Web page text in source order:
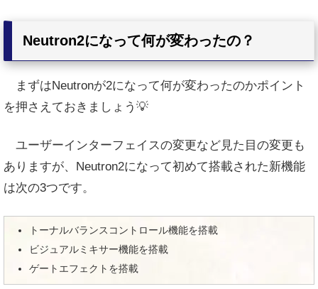
Neutron2になって何が変わったの？
まずはNeutronが2になって何が変わったのかポイント
を押さえておきましょう💡
ユーザーインターフェイスの変更など見た目の変更も
ありますが、Neutron2になって初めて搭載された新機能
は次の3つです。
トーナルバランスコントロール機能を搭載
ビジュアルミキサー機能を搭載
ゲートエフェクトを搭載